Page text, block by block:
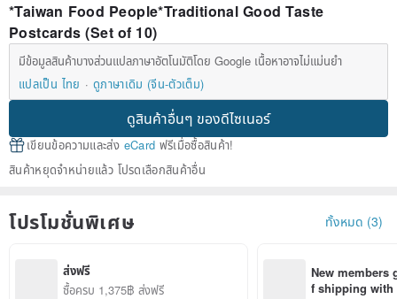
*Taiwan Food People*Traditional Good Taste
Postcards (Set of 10)
มีข้อมูลสินค้าบางส่วนแปลภาษาอัตโนมัติโดย Google เนื้อหาอาจไม่แม่นยำ
แปลเป็น ไทย
ดูภาษาเดิม (จีน-ตัวเต็ม)
ดูสินค้าอื่นๆ ของดีไซเนอร์
เขียนข้อความและส่ง eCard ฟรีเมื่อซื้อสินค้า!
สินค้าหยุดจำหน่ายแล้ว โปรดเลือกสินค้าอื่น
โปรโมชั่นพิเศษ ทั้งหมด (3)
ส่งฟรี
ซื้อครบ 1,375฿ ส่งฟรี
New members
f shipping